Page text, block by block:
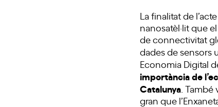
La finalitat de
nanosatèl·lit que
de connectivitat
dades de sensors
Economia Digital
importància de
Catalunya .
gran que